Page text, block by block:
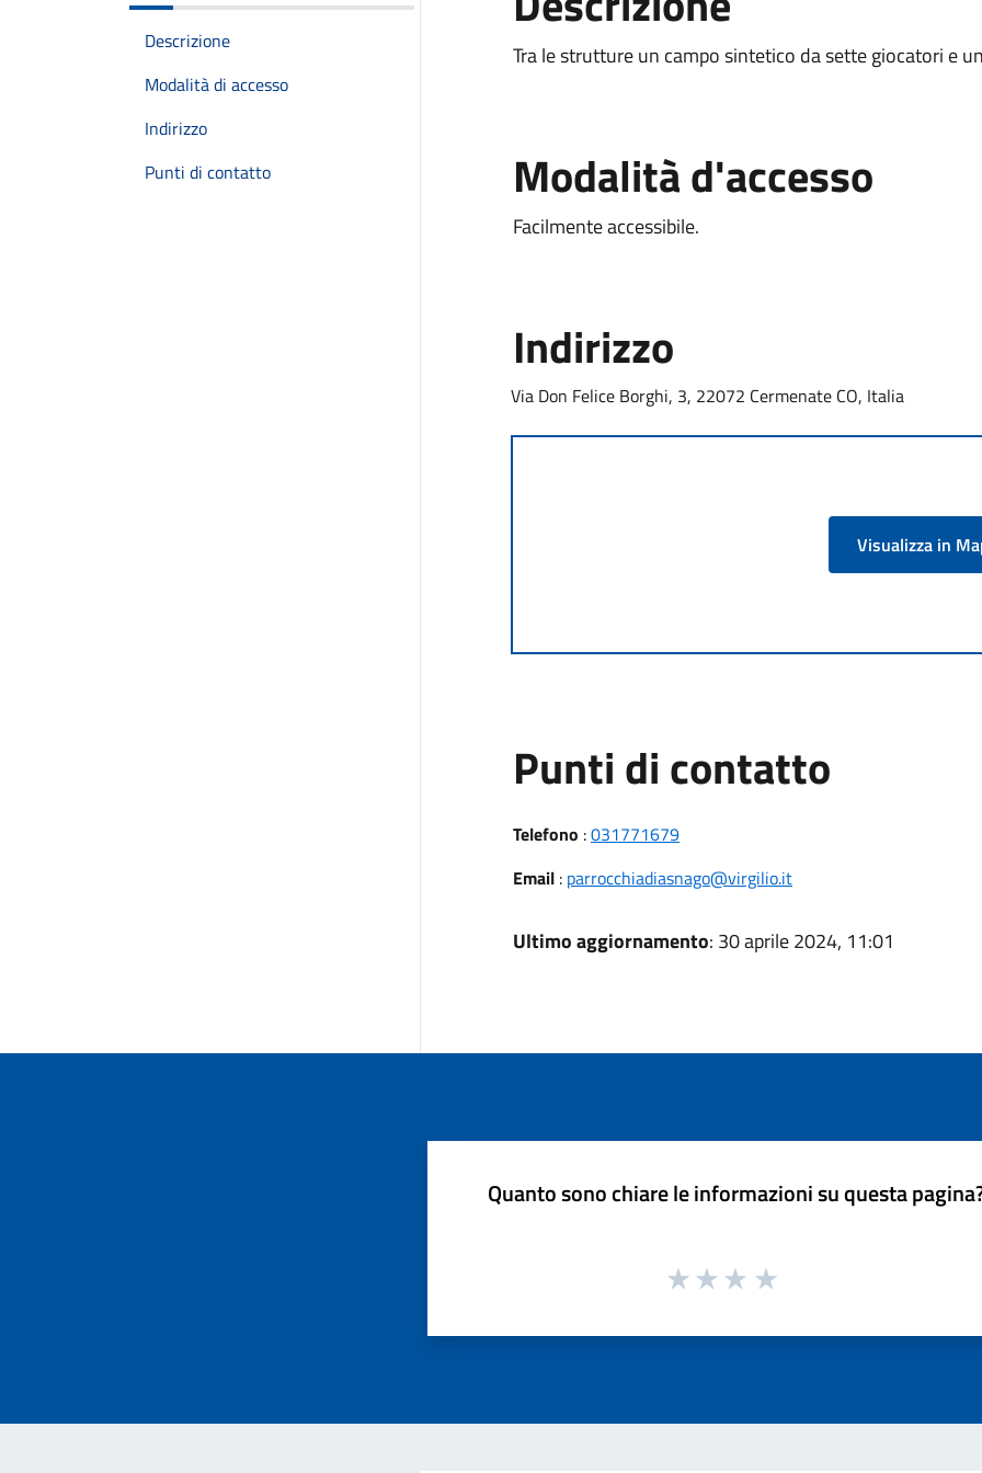
Descrizione
Modalità di accesso
Indirizzo
Punti di contatto
Tra le strutture un campo sintetico da sette giocatori e
Modalità d'accesso
Facilmente accessibile.
Indirizzo
Via Don Felice Borghi, 3, 22072 Cermenate CO, Italia
Visualizza in
Punti di contatto
Telefono :031771679
Email: parrocchiadiasnago@virgilio.it
Ultimo aggiornamento: 30 aprile 2024, 11:01
Quanto sono chiare le informazioni su questa